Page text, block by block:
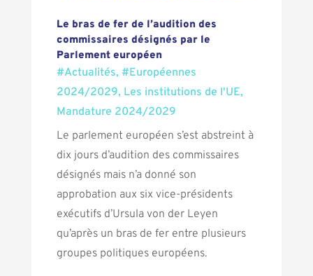
Le bras de fer de l’audition des
commissaires désignés par le
Parlement européen
#Actualités, #Européennes
2024/2029, Les institutions de l'UE,
Mandature 2024/2029
Le parlement européen s’est abstreint à
dix jours d’audition des commissaires
désignés mais n’a donné son
approbation aux six vice-présidents
exécutifs d’Ursula von der Leyen
qu’après un bras de fer entre plusieurs
groupes politiques européens.